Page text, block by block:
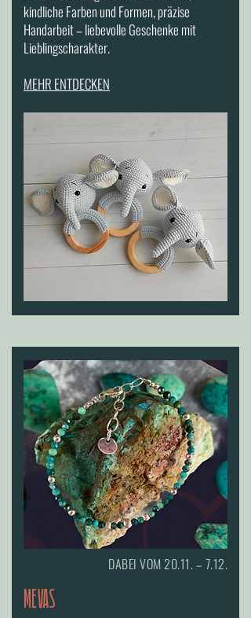
kindliche Farben und Formen, präzise
Handarbeit – liebevolle Geschenke mit
Lieblingscharakter.
MEHR ENTDECKEN
DABEI VOM 20.11. – 7.12.
MEVAS